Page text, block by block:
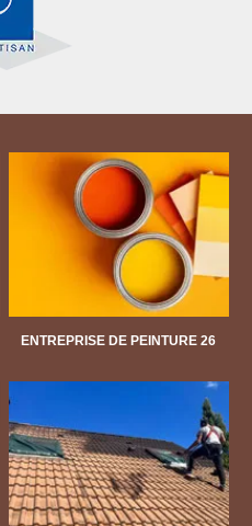
ENTREPRISE DE PEINTURE 26